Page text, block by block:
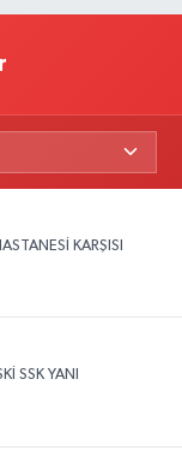
KARŞISI
SSK YANI